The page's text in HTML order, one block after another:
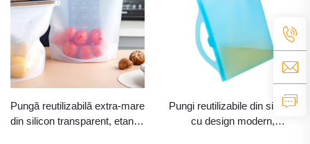
personalizate
siglă personalizată
Pungă reutilizabilă extra-mare
din silicon transparent, etanșă
Pungi reutilizabile din silicon,
cu design modern,